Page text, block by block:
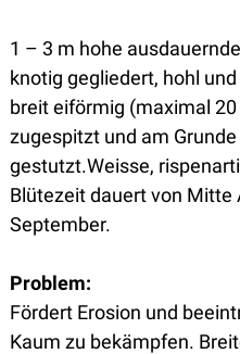
1 – 3 m hohe
knotig gegliedert, hohl
breit eiförmig (maximal
zugespitzt und am
gestutzt.Weisse,
Blütezeit dauert von Mitte
September.
Problem:
Fördert Erosion und
Kaum zu bekämpfen.